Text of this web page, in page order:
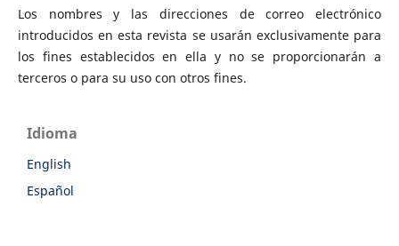
Los nombres y las direcciones de correo electrónico
introducidos en esta revista se usarán exclusivamente para
los fines establecidos en ella y no se proporcionarán a
terceros o para su uso con otros fines.
Idioma
English
Español